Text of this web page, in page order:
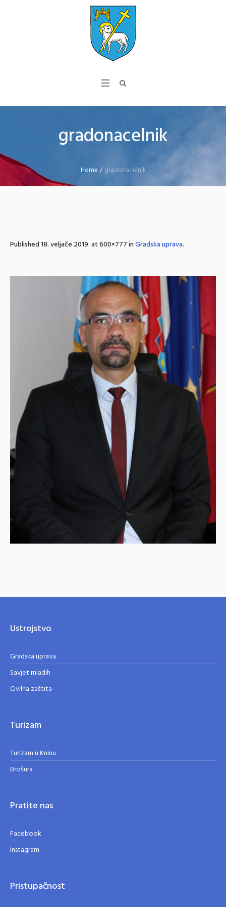
gradonacelnik
Home /gradonacelnik
Published18. veljače 2019.at 600×777 inGradska uprava.
Ustrojstvo
Gradska uprava
Savjet mladih
Civilna zaštita
Turizam
Turizam u Kninu
Brošura
Pratite nas
Facebook
Instagram
Pristupačnost